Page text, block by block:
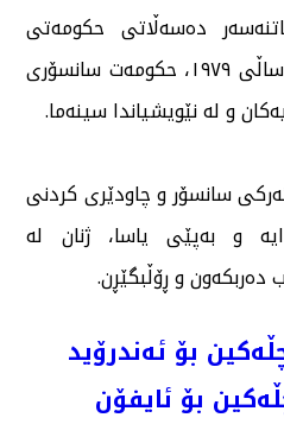
دەسەڵاتی حکومەتی
کۆماری ئیسلامی ئێران لە ساڵی ١٩٧٩، حکومەت سانسۆری
و لە نێویشیاندا سینەما.
سانسۆر و چاودێری کردنی
و بەپێی یاسا، ژنان لە
دەربکەون و ڕۆڵبگێڕن.
بۆ ئەندرۆید
بۆ ئایفۆن